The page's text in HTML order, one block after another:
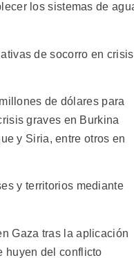
los sistemas de
de socorro en crisis
de dólares para
graves en Burkina
y Siria, entre otros en
y territorios mediante
Gaza tras la aplicación
huyen del conflicto